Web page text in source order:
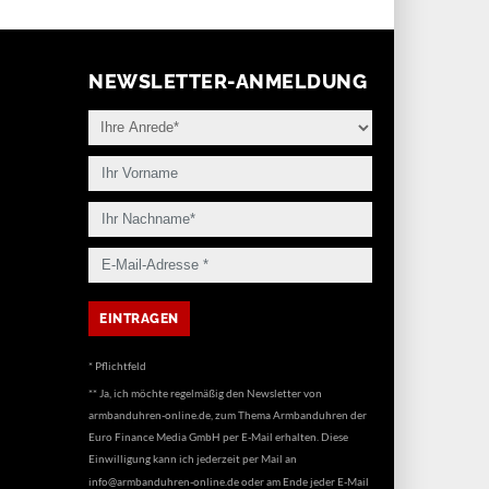
NEWSLETTER-ANMELDUNG
* Pflichtfeld
** Ja, ich möchte regelmäßig den Newsletter von
armbanduhren-online.de, zum Thema Armbanduhren der
Euro Finance Media GmbH per E-Mail erhalten. Diese
Einwilligung kann ich jederzeit per Mail an
info@armbanduhren-online.deoder am Ende jeder E-Mail